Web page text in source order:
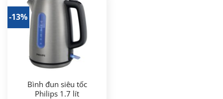
-13%
Bình đun siêu tốc
Philips 1.7 lít